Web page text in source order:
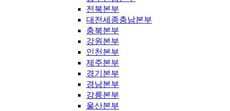
전북본부
대전세종충남본부
충북본부
강원본부
인천본부
제주본부
경기본부
경남본부
강릉본부
울산본부